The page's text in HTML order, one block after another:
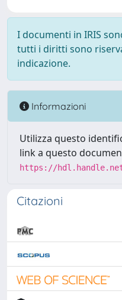
I documenti in IRIS
tutti i diritti sono
indicazione.
Informazioni
Utilizza questo
link a questo
https://hdl.handle.net/
Citazioni